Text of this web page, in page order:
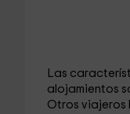
Las
alojamientos
Otros viajeros